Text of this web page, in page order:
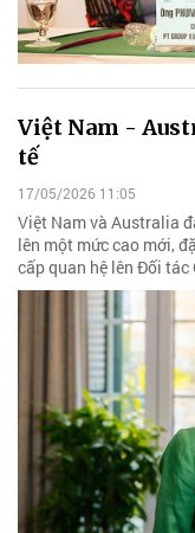
Việt Nam -
tế
17/05/2026 11:05
Việt Nam và Australia
lên một mức cao mới,
cấp quan hệ lên Đối tác